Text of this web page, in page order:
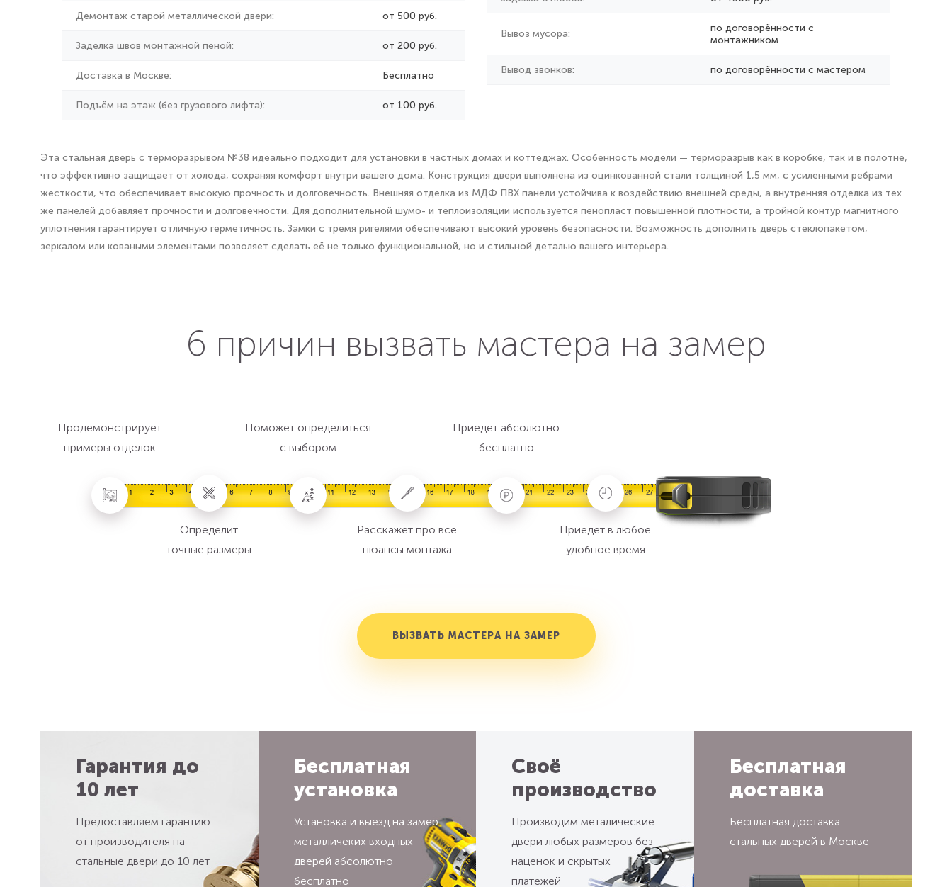
Демонтаж старой металлической двери: от 500 руб.
Заделка швов монтажной пеной: от 200 руб.
Доставка в Москве: Бесплатно
Подъём на этаж (без грузового лифта): от 100 руб.
Вывоз мусора:
по договорённости с
монтажником
Вывод звонков: по договорённости с мастером
Эта стальная дверь с терморазрывом №38 идеально подходит для установки в частных домах и коттеджах. Особенность модели — терморазрыв как в коробке, так и в полотне,
что эффективно защищает от холода, сохраняя комфорт внутри вашего дома. Конструкция двери выполнена из оцинкованной стали толщиной 1,5 мм, с усиленными ребрами
жесткости, что обеспечивает высокую прочность и долговечность. Внешняя отделка из МДФ ПВХ панели устойчива к воздействию внешней среды, а внутренняя отделка из тех
же панелей добавляет прочности и долговечности. Для дополнительной шумо- и теплоизоляции используется пенопласт повышенной плотности, а тройной контур магнитного
уплотнения гарантирует отличную герметичность. Замки с тремя ригелями обеспечивают высокий уровень безопасности. Возможность дополнить дверь стеклопакетом,
зеркалом или коваными элементами позволяет сделать её не только функциональной, но и стильной деталью вашего интерьера.
6 причин вызвать мастера на замер
Продемонстрирует
примеры отделок
Определит
точные размеры
Поможет определиться
с выбором
Расскажет про все
нюансы монтажа
Приедет абсолютно
бесплатно
Приедет в любое
удобное время
ВЫЗВАТЬ МАСТЕРА НА ЗАМЕР
Гарантия до
10 лет
Предоставляем гарантию
от производителя на
стальные двери до 10 лет
Бесплатная
установка
Установка и выезд на замер
металличеких входных
дверей абсолютно
бесплатно
Своё
производство
Производим металические
двери любых размеров без
наценок и скрытых
платежей
Бесплатная
доставка
Бесплатная доставка
стальных дверей в Москве